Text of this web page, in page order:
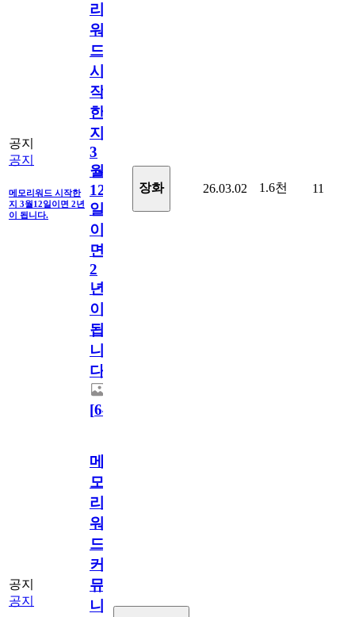
공지
공지
메모리워드 시작한
지 3월12일이면 2년
이 됩니다.
리
워
드
시
작
한
지
3
월
12
일
이
면
2
년
이
됩
니
다.
[64
장화 26.03.02 1.6천 11
공지
공지
메
모
리
워
드
커
뮤
니